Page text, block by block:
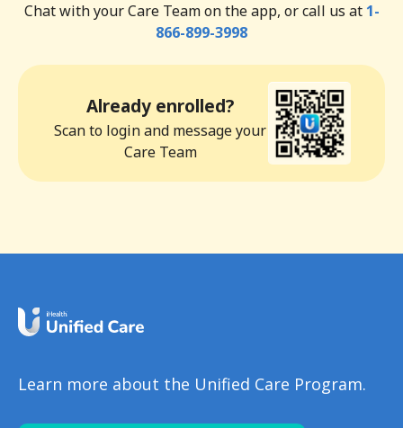
Chat with your Care Team on the app, or call us at 1-
866-899-3998
Already enrolled?
Scan to login and message your
Care Team
Learn more about the Unified Care Program.